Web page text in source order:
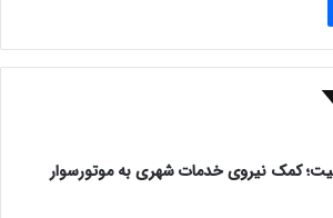
کمک نیروی خدمات شهری به موتورسوار